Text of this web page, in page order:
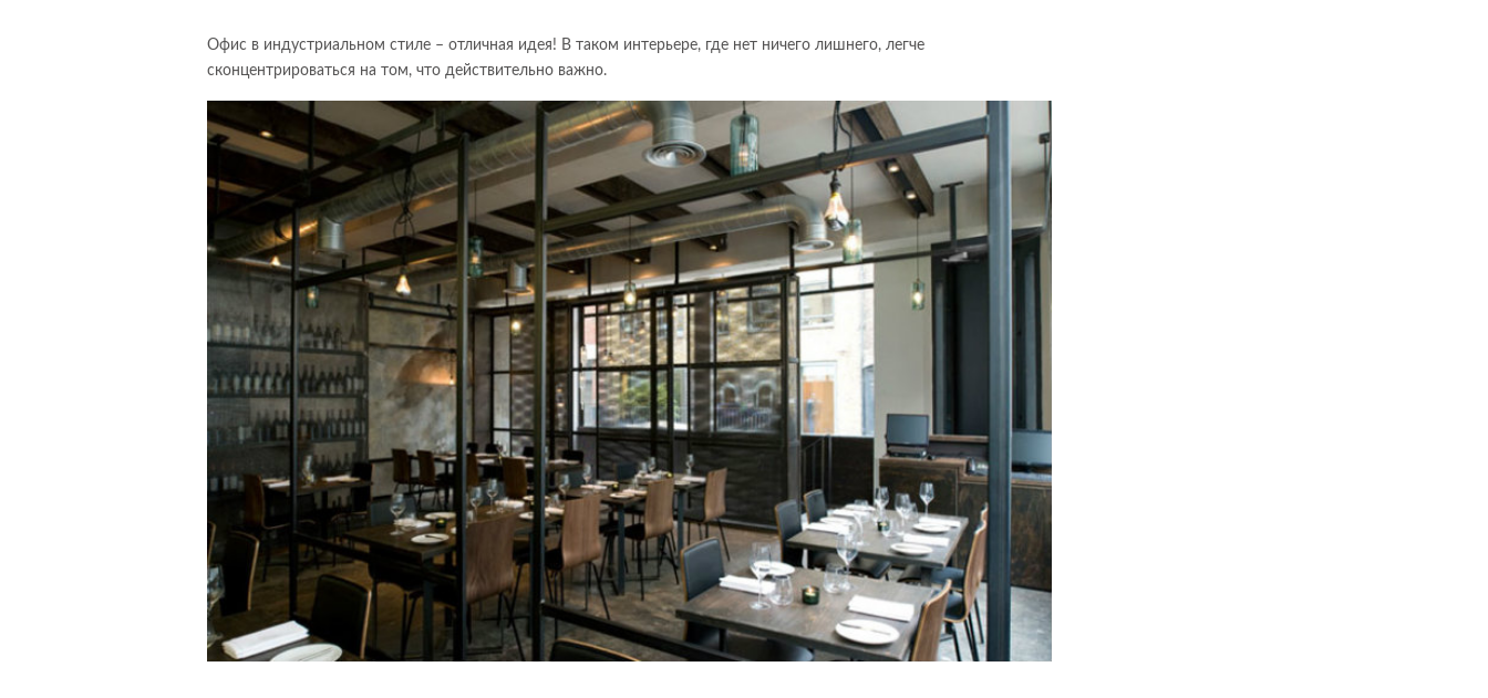
Офис в индустриальном стиле – отличная идея! В таком интерьере, где нет ничего лишнего, легче
сконцентрироваться на том, что действительно важно.